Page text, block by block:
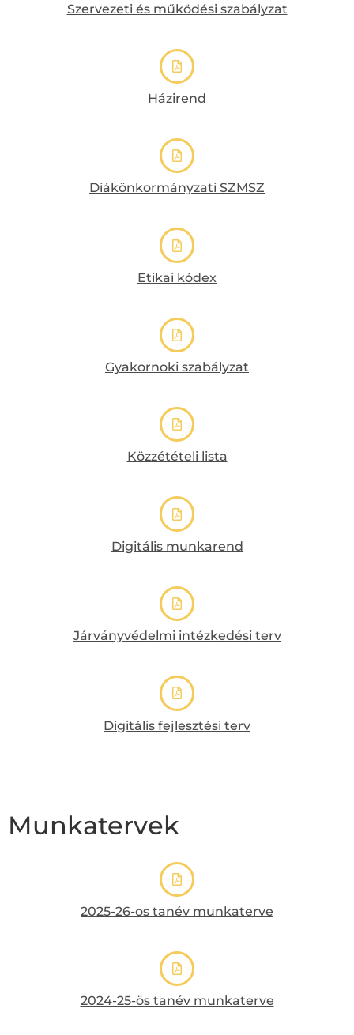
Szervezeti és működési szabályzat
Házirend
Diákönkormányzati SZMSZ
Etikai kódex
Gyakornoki szabályzat
Közzétételi lista
Digitális munkarend
Járványvédelmi intézkedési terv
Digitális fejlesztési terv
Munkatervek
2025-26-os tanév munkaterve
2024-25-ös tanév munkaterve